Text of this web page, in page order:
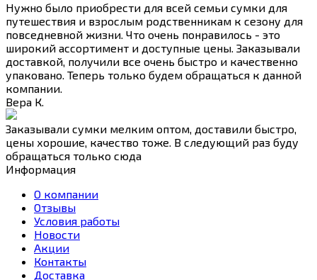
Нужно было приобрести для всей семьи сумки для
путешествия и взрослым родственникам к сезону для
повседневной жизни. Что очень понравилось - это
широкий ассортимент и доступные цены. Заказывали
доставкой, получили все очень быстро и качественно
упаковано. Теперь только будем обращаться к данной
компании.
Вера К.
Заказывали сумки мелким оптом, доставили быстро,
цены хорошие, качество тоже. В следующий раз буду
обращаться только сюда
Информация
О компании
Отзывы
Условия работы
Новости
Акции
Контакты
Доставка